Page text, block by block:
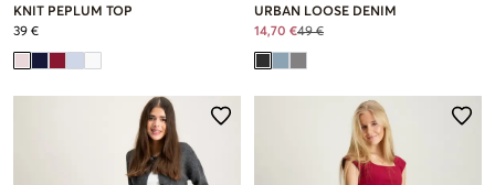
KNIT PEPLUM TOP
39 €
URBAN LOOSE DENIM
14,70 €49 €